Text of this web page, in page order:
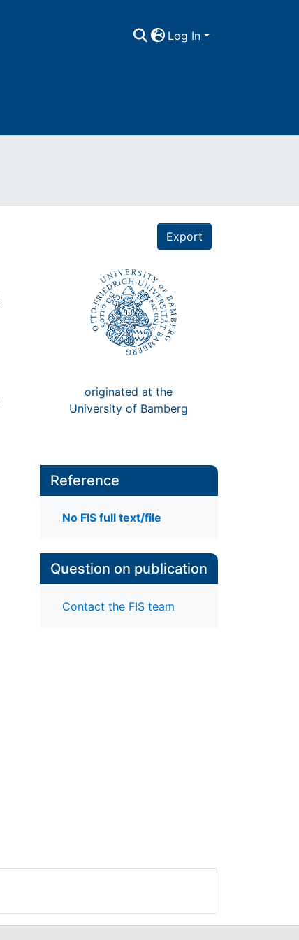
Log In
Export
originated at the
University of Bamberg
Reference
No FIS full text/file
Question on publication
Contact the FIS team